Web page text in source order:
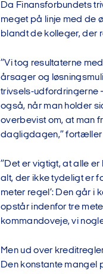
Da Finansforbundets
meget på linje med de
blandt de kolleger, der
”Vi tog resultaterne
årsager og
trivsels-udfordringerne
også, når man holder
overbevist om, at man
dagligdagen,” fortæller
”Det er vigtigt, at alle
alt, der ikke tydeligt er
meter regel’: Den går i
opstår indenfor tre
kommandoveje, vi
Men ud over
Den konstante mangel